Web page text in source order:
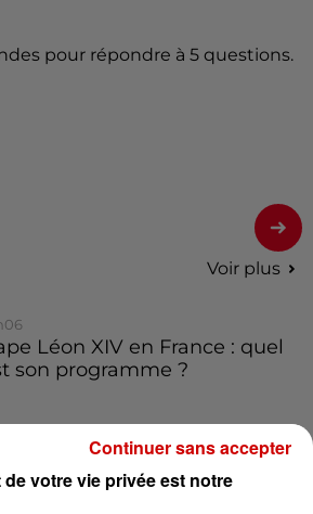
pour répondre à 5 questions.
Voir plus
Léon XIV en France : quel
son programme ?
: un bébé d'un mois
votre vie privée est notre
Continuer sans accepter